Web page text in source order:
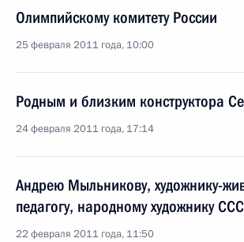
Олимпийскому комитету России
25 февраля 2011 года, 10:00
Родным и близким конструктора
24 февраля 2011 года, 17:14
Андрею Мыльникову, художнику-
педагогу, народному художнику
22 февраля 2011 года, 11:50